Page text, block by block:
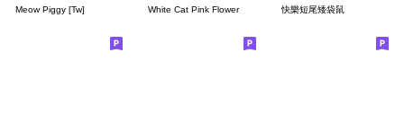
Meow Piggy [Tw] White Cat Pink Flower 快樂短尾矮袋鼠